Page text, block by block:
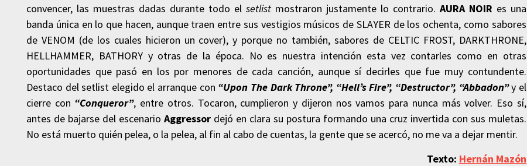
convencer, las muestras dadas durante todo el setlistmostraron justamente lo contrario. AURA NOIR es una
banda única en lo que hacen, aunque traen entre sus vestigios músicos de SLAYER de los ochenta, como sabores
de VENOM (de los cuales hicieron un cover), y porque no también, sabores de CELTIC FROST, DARKTHRONE,
HELLHAMMER, BATHORY y otras de la época. No es nuestra intención esta vez contarles como en otras
oportunidades que pasó en los por menores de cada canción, aunque sí decirles que fue muy contundente.
Destaco del setlist elegido el arranque con “Upon The Dark Throne”, “Hell’s Fire”, “Destructor”, “Abbadon”y el
cierre con “Conqueror”, entre otros. Tocaron, cumplieron y dijeron nos vamos para nunca más volver. Eso sí,
antes de bajarse del escenario Aggressordejó en clara su postura formando una cruz invertida con sus muletas.
No está muerto quién pelea, o la pelea, al fin al cabo de cuentas, la gente que se acercó, no me va a dejar mentir.
Texto: Hernán Mazón